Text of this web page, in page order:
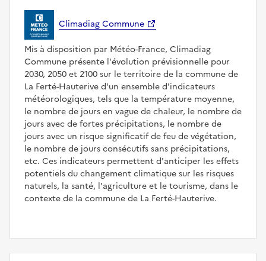
Climadiag Commune
Mis à disposition par Météo-France, Climadiag
Commune présente l'évolution prévisionnelle pour
2030, 2050 et 2100 sur le territoire de la commune de
La Ferté-Hauterive d'un ensemble d'indicateurs
météorologiques, tels que la température moyenne,
le nombre de jours en vague de chaleur, le nombre de
jours avec de fortes précipitations, le nombre de
jours avec un risque significatif de feu de végétation,
le nombre de jours consécutifs sans précipitations,
etc. Ces indicateurs permettent d'anticiper les effets
potentiels du changement climatique sur les risques
naturels, la santé, l'agriculture et le tourisme, dans le
contexte de la commune de La Ferté-Hauterive.